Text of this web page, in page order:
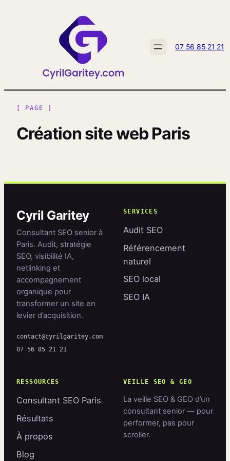
07 56 85 21 21
[ PAGE ]
Création site web Paris
Cyril Garitey
Consultant SEO senior à
Paris. Audit, stratégie
SEO, visibilité IA,
netlinking et
accompagnement
organique pour
transformer un site en
levier d’acquisition.
contact@cyrilgaritey.com
07 56 85 21 21
SERVICES
Audit SEO
Référencement
naturel
SEO local
SEO IA
RESSOURCES
Consultant SEO Paris
Résultats
À propos
Blog
VEILLE SEO & GEO
La veille SEO & GEO d’un
consultant senior — pour
performer, pas pour
scroller.